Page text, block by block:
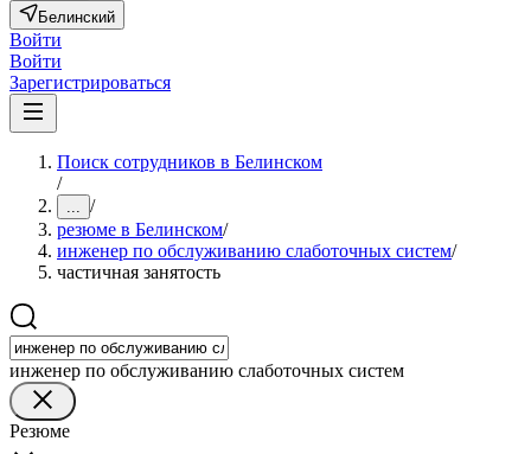
Белинский
Войти
Войти
Зарегистрироваться
Поиск сотрудников в Белинском
/
... /
резюме в Белинском/
инженер по обслуживанию слаботочных систем/
частичная занятость
инженер по обслуживанию слаботочных систем
Резюме